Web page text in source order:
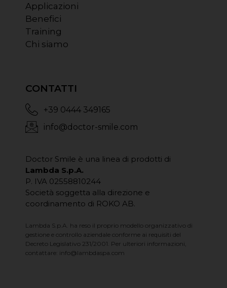
Applicazioni
Benefici
Training
Chi siamo
CONTATTI
+39 0444 349165
info@doctor-smile.com
Doctor Smile è una linea di prodotti di
Lambda S.p.A.
P. IVA 02558810244
Società soggetta alla direzione e
coordinamento di ROKO AB.
Lambda S.p.A. ha reso il proprio modello organizzativo di
gestione e controllo aziendale conforme ai requisiti del
Decreto Legislativo 231/2001. Per ulteriori informazioni,
contattare: info@lambdaspa.com